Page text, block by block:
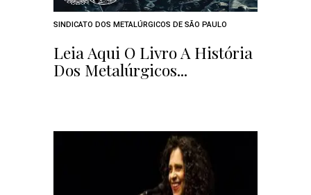
SINDICATO DOS METALÚRGICOS DE SÃO PAULO
Leia Aqui O Livro A História
Dos Metalúrgicos...